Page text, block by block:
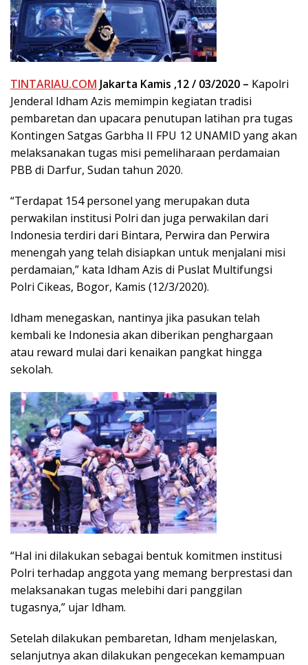
TINTARIAU.COM Jakarta Kamis ,12 / 03/2020 – Kapolri
Jenderal Idham Azis memimpin kegiatan tradisi
pembaretan dan upacara penutupan latihan pra tugas
Kontingen Satgas Garbha II FPU 12 UNAMID yang akan
melaksanakan tugas misi pemeliharaan perdamaian
PBB di Darfur, Sudan tahun 2020.
“Terdapat 154 personel yang merupakan duta
perwakilan institusi Polri dan juga perwakilan dari
Indonesia terdiri dari Bintara, Perwira dan Perwira
menengah yang telah disiapkan untuk menjalani misi
perdamaian,” kata Idham Azis di Puslat Multifungsi
Polri Cikeas, Bogor, Kamis (12/3/2020).
Idham menegaskan, nantinya jika pasukan telah
kembali ke Indonesia akan diberikan penghargaan
atau reward mulai dari kenaikan pangkat hingga
sekolah.
“Hal ini dilakukan sebagai bentuk komitmen institusi
Polri terhadap anggota yang memang berprestasi dan
melaksanakan tugas melebihi dari panggilan
tugasnya,” ujar Idham.
Setelah dilakukan pembaretan, Idham menjelaskan,
selanjutnya akan dilakukan pengecekan kemampuan